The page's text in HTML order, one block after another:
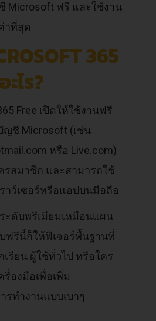
Microsoft ฟรี และใช้งาน
าที่สุด
365
ไร?
Free เปิดให้ใช้งานฟรี
ชี Microsoft (เช่น
หรือ Live.com)
รสมาชิก และสามารถใช้
าว์เซอร์หรือแอปบนมือถือ
ะดับพรีเมียมเหมือนแผน
ฟรีนี้ก็ให้ฟีเจอร์พื้นฐานที่
รียน ผู้ใช้ทั่วไป หรือใคร
องมือเพื่อเพิ่ม
รทำงานแบบเบาๆ